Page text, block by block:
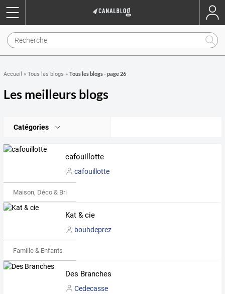
Accueil » Tous les blogs » Tous les blogs - page 26
Les meilleurs blogs
Catégories
cafouillotte
cafouillotte
Maison, Déco & Bricolage
Kat & cie
bouhdeprez
Famille & Enfants
Des Branches
Cedecasse